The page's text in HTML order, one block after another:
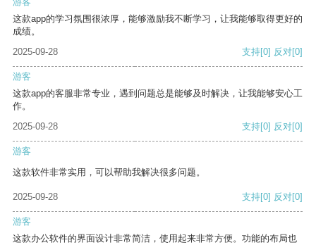
这款app的学习氛围很浓厚，能够激励我不断学习，让我能够取得更好的
成绩。
2025-09-28
支持[0] 反对[0]
游客
这款app的客服非常专业，遇到问题总是能够及时解决，让我能够安心工
作。
2025-09-28
支持[0] 反对[0]
游客
这款软件非常实用，可以帮助我解决很多问题。
2025-09-28 支持[0] 反对[0]
游客
这款办公软件的界面设计非常简洁，使用起来非常方便。功能的布局也